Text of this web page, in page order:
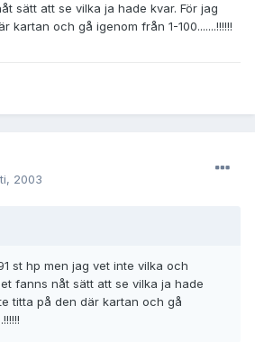
sätt att se vilka ja hade kvar. För jag
kartan och gå igenom från 1-100.......!!!!!!
2003
st hp men jag vet inte vilka och
fanns nåt sätt att se vilka ja hade
titta på den där kartan och gå